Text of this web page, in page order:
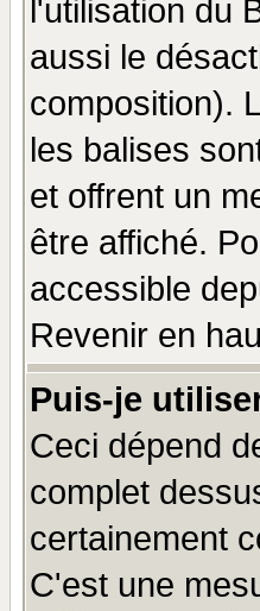
l'utilisation du
aussi le
composition).
les balises
et offrent un
être affiché.
accessible
Revenir en
Puis-je
Ceci dépend
complet
certainement
C'est une